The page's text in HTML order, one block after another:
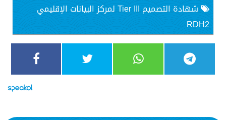
شهادة التصميم Tier III لمركز البيانات الإقليمي
RDH2